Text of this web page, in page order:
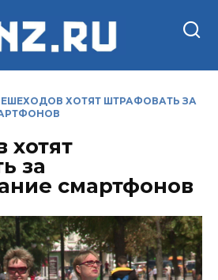
ХОТЯТ ШТРАФОВАТЬ ЗА
хотят
за
смартфонов